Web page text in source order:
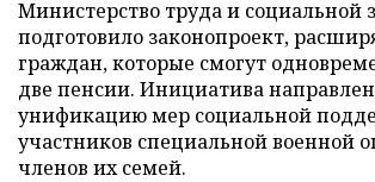
Министерство труда и социальной
подготовило законопроект,
граждан, которые смогут
две пенсии. Инициатива
унификацию мер социальной
участников специальной военной
членов их семей.